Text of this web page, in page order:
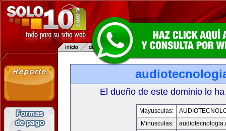
El dueño de este dominio lo
Mayusculas:
Minusculas: